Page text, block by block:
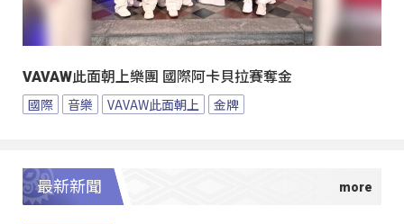
VAVAW此面朝上樂團 國際阿卡貝拉賽奪金
國際 音樂 VAVAW此面朝上 金牌
最新新聞